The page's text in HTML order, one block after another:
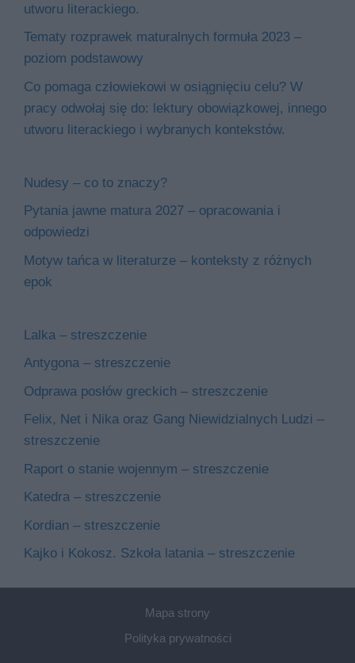
utworu literackiego.
Tematy rozprawek maturalnych formuła 2023 –
poziom podstawowy
Co pomaga człowiekowi w osiągnięciu celu? W
pracy odwołaj się do: lektury obowiązkowej, innego
utworu literackiego i wybranych kontekstów.
Nudesy – co to znaczy?
Pytania jawne matura 2027 – opracowania i
odpowiedzi
Motyw tańca w literaturze – konteksty z różnych
epok
Lalka – streszczenie
Antygona – streszczenie
Odprawa posłów greckich – streszczenie
Felix, Net i Nika oraz Gang Niewidzialnych Ludzi –
streszczenie
Raport o stanie wojennym – streszczenie
Katedra – streszczenie
Kordian – streszczenie
Kajko i Kokosz. Szkoła latania – streszczenie
Mapa strony
Polityka prywatności